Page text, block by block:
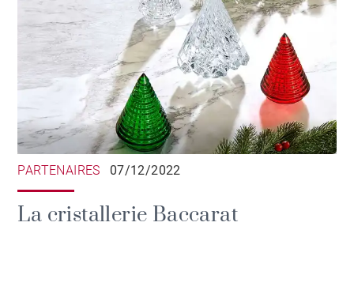
PARTENAIRES 07/12/2022
La cristallerie Baccarat